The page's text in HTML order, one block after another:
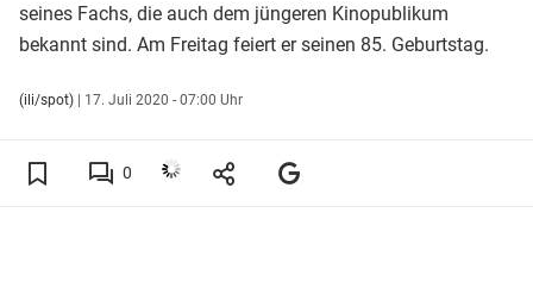
seines Fachs, die auch dem jüngeren Kinopublikum
bekannt sind. Am Freitag feiert er seinen 85. Geburtstag.
(ili/spot) | 17. Juli 2020 - 07:00 Uhr
0